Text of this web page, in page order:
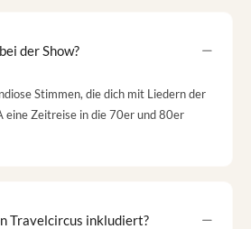
der Show?
Stimmen, die dich mit Liedern der
eine Zeitreise in die 70er und 80er
Travelcircus inkludiert?